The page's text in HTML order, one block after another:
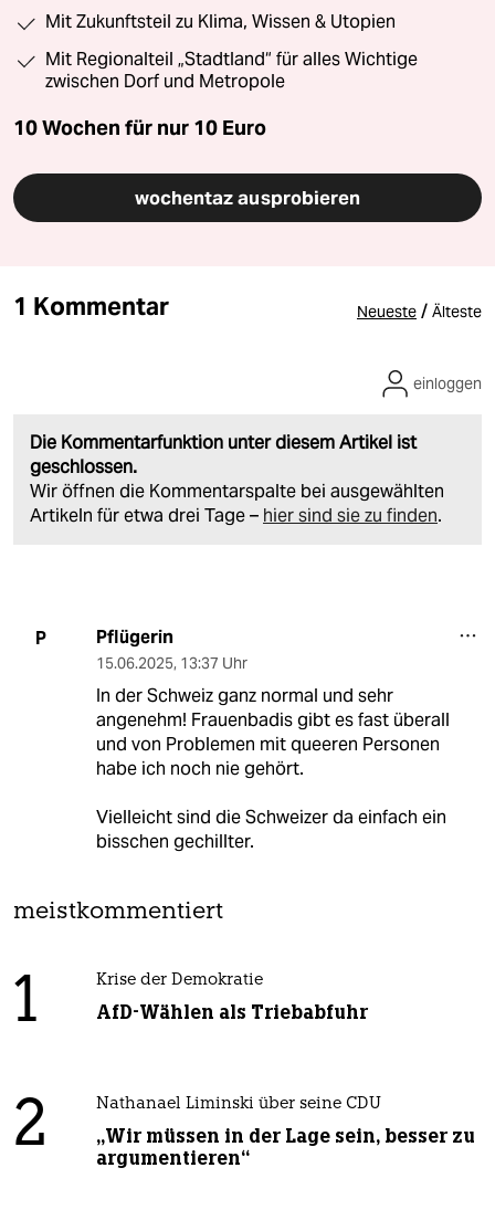
Mit Zukunftsteil zu Klima, Wissen & Utopien
Mit Regionalteil „Stadtland“ für alles Wichtige
zwischen Dorf und Metropole
10 Wochen für nur 10 Euro
wochentaz ausprobieren
1 Kommentar Neueste / Älteste
Die Kommentarfunktion unter diesem Artikel ist
geschlossen.
Wir öffnen die Kommentarspalte bei ausgewählten
Artikeln für etwa drei Tage – hier sind sie zu finden.
einloggen
P Pflügerin
15.06.2025, 13:37 Uhr
In der Schweiz ganz normal und sehr
angenehm! Frauenbadis gibt es fast überall
und von Problemen mit queeren Personen
habe ich noch nie gehört.
Vielleicht sind die Schweizer da einfach ein
bisschen gechillter.
meistkommentiert
1 Krise der Demokratie
AfD-Wählen als Triebabfuhr
2 Nathanael Liminski über seine CDU
„Wir müssen in der Lage sein, besser zu
argumentieren“